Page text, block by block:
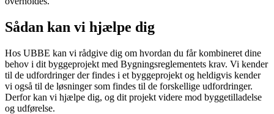
Sådan kan vi hjælpe dig
Hos UBBE kan vi rådgive dig om hvordan du får kombineret dine
behov i dit byggeprojekt med Bygningsreglementets krav. Vi kender
til de udfordringer der findes i et byggeprojekt og heldigvis kender
vi også til de løsninger som findes til de forskellige udfordringer.
Derfor kan vi hjælpe dig, og dit projekt videre mod byggetilladelse
og udførelse.